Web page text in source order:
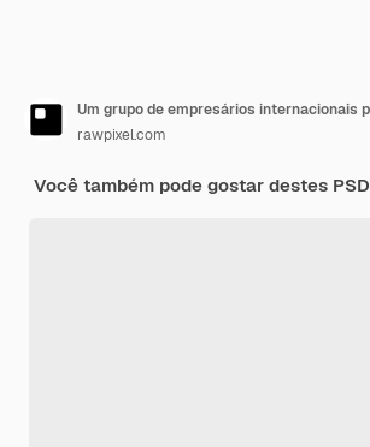
rawpixel.com
Você também pode gostar destes PSD